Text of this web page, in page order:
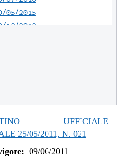
05/2015
12/2012
UFFICIALE
25/05/2011, N. 021
09/06/2011